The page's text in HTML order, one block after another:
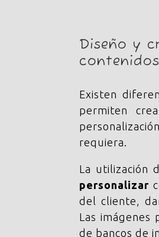
Diseño y
contenidos
Existen
permiten
requiera.
La utilización
personalizar
del cliente,
Las imágenes
de bancos de